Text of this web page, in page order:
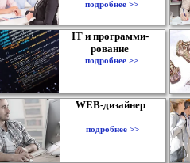
подробнее >>
IT и программи-
рование
подробнее >>
WEB-дизайнер
подробнее >>